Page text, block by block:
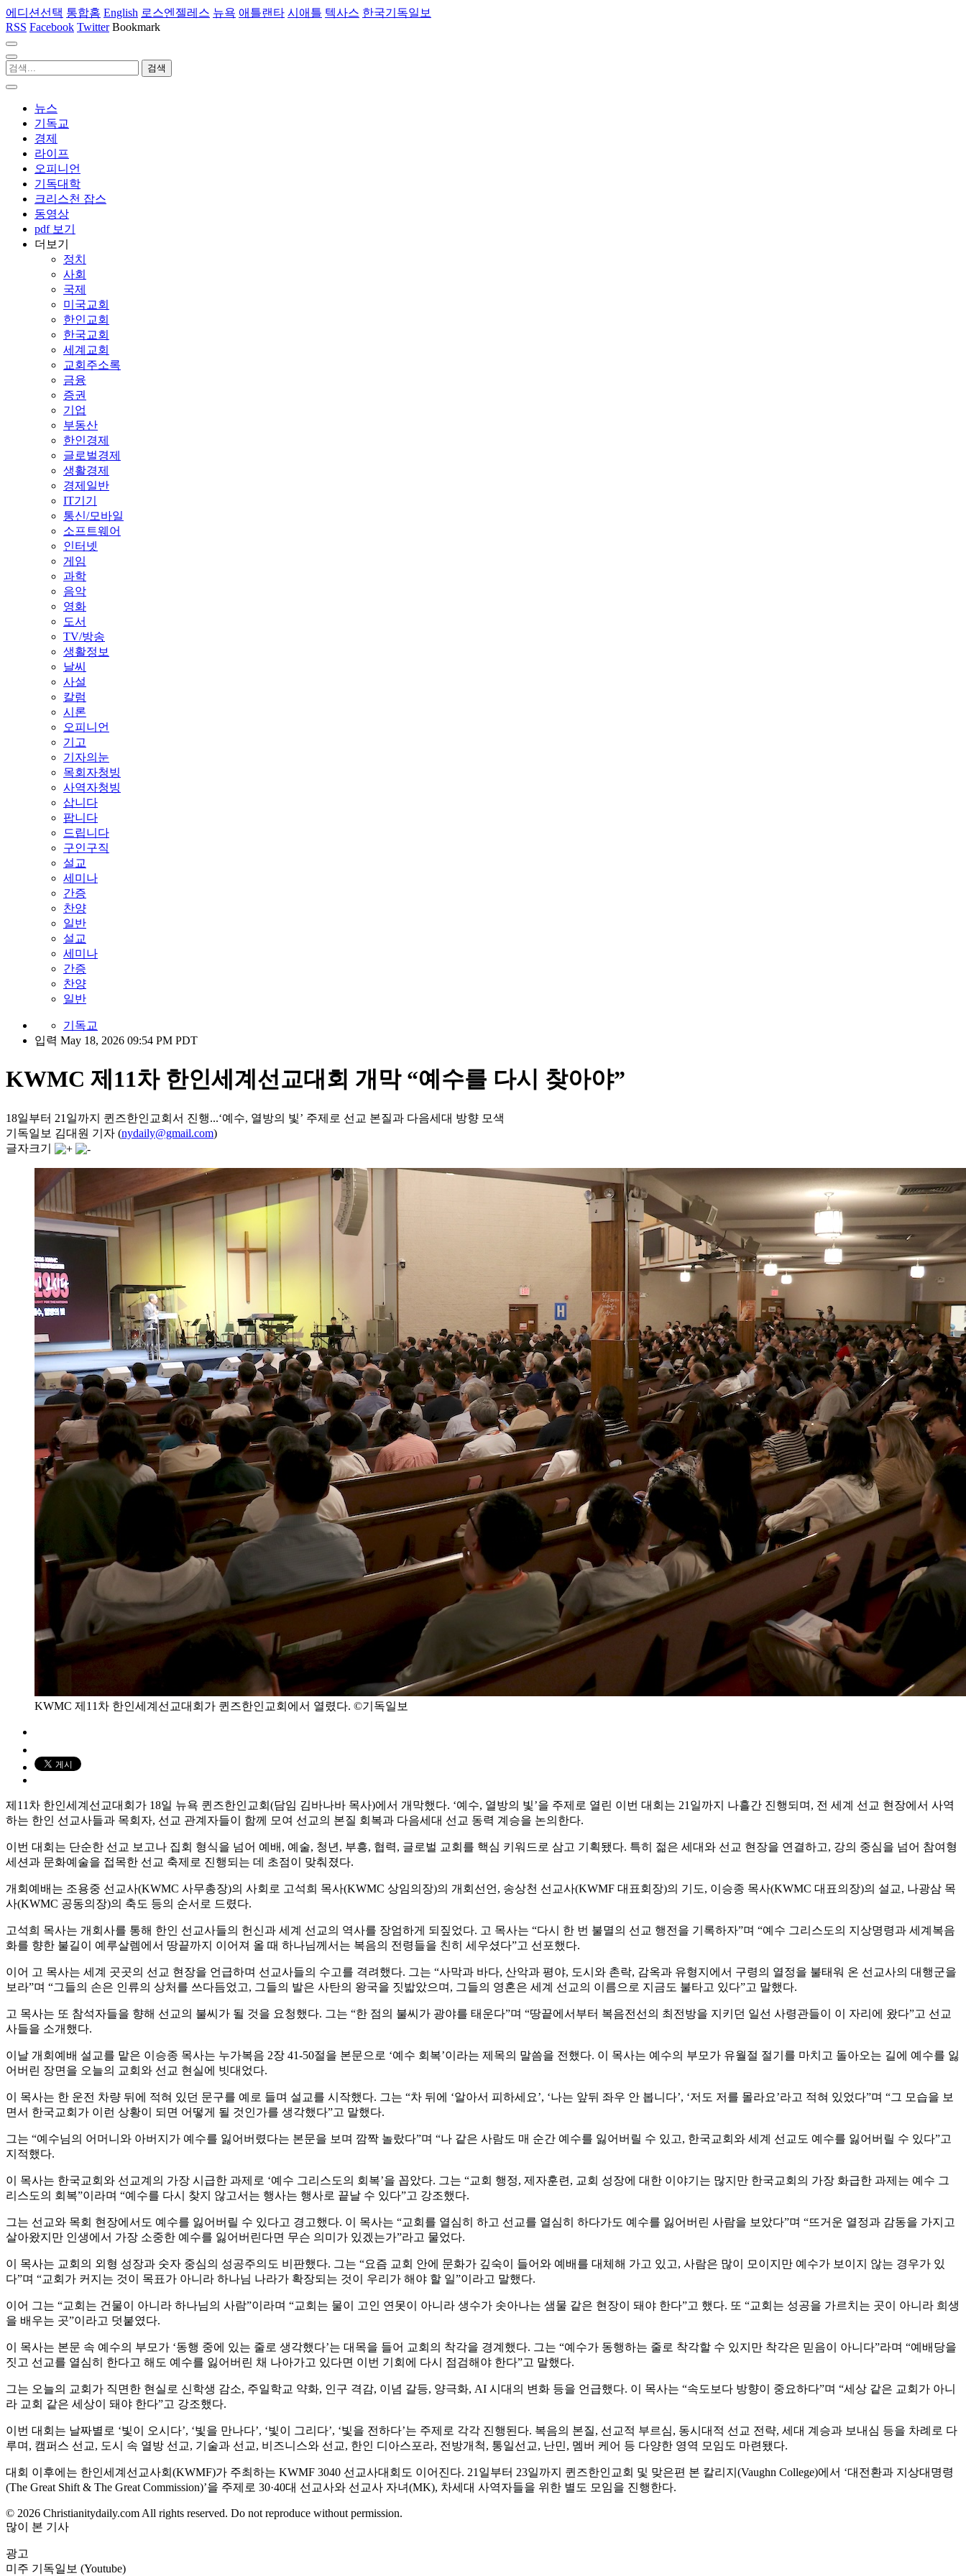
에디션선택 통합홈 English 로스엔젤레스 뉴욕 애틀랜타 시애틀 텍사스 한국기독일보
RSS Facebook Twitter Bookmark
뉴스
기독교
경제
라이프
오피니언
기독대학
크리스천 잡스
동영상
pdf 보기
더보기
정치
사회
국제
미국교회
한인교회
한국교회
세계교회
교회주소록
금융
증권
기업
부동산
한인경제
글로벌경제
생활경제
경제일반
IT기기
통신/모바일
소프트웨어
인터넷
게임
과학
음악
영화
도서
TV/방송
생활정보
날씨
사설
칼럼
시론
오피니언
기고
기자의눈
목회자청빙
사역자청빙
삽니다
팝니다
드립니다
구인구직
설교
세미나
간증
찬양
일반
설교
세미나
간증
찬양
일반
기독교
입력 May 18, 2026 09:54 PM PDT
KWMC 제11차 한인세계선교대회 개막 “예수를 다시 찾아야”
18일부터 21일까지 퀸즈한인교회서 진행...‘예수, 열방의 빛’ 주제로 선교 본질과 다음세대 방향 모색
기독일보 김대원 기자 (nydaily@gmail.com)
글자크기
KWMC 제11차 한인세계선교대회가 퀸즈한인교회에서 열렸다. ©기독일보
제11차 한인세계선교대회가 18일 뉴욕 퀸즈한인교회(담임 김바나바 목사)에서 개막했다. ‘예수, 열방의 빛’을 주제로 열린 이번 대회는 21일까지 나흘간 진행되며, 전 세계 선교 현장에서 사역
하는 한인 선교사들과 목회자, 선교 관계자들이 함께 모여 선교의 본질 회복과 다음세대 선교 동력 계승을 논의한다.
이번 대회는 단순한 선교 보고나 집회 형식을 넘어 예배, 예술, 청년, 부흥, 협력, 글로벌 교회를 핵심 키워드로 삼고 기획됐다. 특히 젊은 세대와 선교 현장을 연결하고, 강의 중심을 넘어 참여형
세션과 문화예술을 접목한 선교 축제로 진행되는 데 초점이 맞춰졌다.
개회예배는 조용중 선교사(KWMC 사무총장)의 사회로 고석희 목사(KWMC 상임의장)의 개회선언, 송상천 선교사(KWMF 대표회장)의 기도, 이승종 목사(KWMC 대표의장)의 설교, 나광삼 목
사(KWMC 공동의장)의 축도 등의 순서로 드렸다.
고석희 목사는 개회사를 통해 한인 선교사들의 헌신과 세계 선교의 역사를 장엄하게 되짚었다. 고 목사는 “다시 한 번 불멸의 선교 행전을 기록하자”며 “예수 그리스도의 지상명령과 세계복음
화를 향한 불길이 예루살렘에서 땅끝까지 이어져 올 때 하나님께서는 복음의 전령들을 친히 세우셨다”고 선포했다.
이어 고 목사는 세계 곳곳의 선교 현장을 언급하며 선교사들의 수고를 격려했다. 그는 “사막과 바다, 산악과 평야, 도시와 촌락, 감옥과 유형지에서 구령의 열정을 불태워 온 선교사의 대행군을
보라”며 “그들의 손은 인류의 상처를 쓰다듬었고, 그들의 발은 사탄의 왕국을 짓밟았으며, 그들의 영혼은 세계 선교의 이름으로 지금도 불타고 있다”고 말했다.
고 목사는 또 참석자들을 향해 선교의 불씨가 될 것을 요청했다. 그는 “한 점의 불씨가 광야를 태운다”며 “땅끝에서부터 복음전선의 최전방을 지키던 일선 사령관들이 이 자리에 왔다”고 선교
사들을 소개했다.
이날 개회예배 설교를 맡은 이승종 목사는 누가복음 2장 41-50절을 본문으로 ‘예수 회복’이라는 제목의 말씀을 전했다. 이 목사는 예수의 부모가 유월절 절기를 마치고 돌아오는 길에 예수를 잃
어버린 장면을 오늘의 교회와 선교 현실에 빗대었다.
이 목사는 한 운전 차량 뒤에 적혀 있던 문구를 예로 들며 설교를 시작했다. 그는 “차 뒤에 ‘알아서 피하세요’, ‘나는 앞뒤 좌우 안 봅니다’, ‘저도 저를 몰라요’라고 적혀 있었다”며 “그 모습을 보
면서 한국교회가 이런 상황이 되면 어떻게 될 것인가를 생각했다”고 말했다.
그는 “예수님의 어머니와 아버지가 예수를 잃어버렸다는 본문을 보며 깜짝 놀랐다”며 “나 같은 사람도 매 순간 예수를 잃어버릴 수 있고, 한국교회와 세계 선교도 예수를 잃어버릴 수 있다”고
지적했다.
이 목사는 한국교회와 선교계의 가장 시급한 과제로 ‘예수 그리스도의 회복’을 꼽았다. 그는 “교회 행정, 제자훈련, 교회 성장에 대한 이야기는 많지만 한국교회의 가장 화급한 과제는 예수 그
리스도의 회복”이라며 “예수를 다시 찾지 않고서는 행사는 행사로 끝날 수 있다”고 강조했다.
그는 선교와 목회 현장에서도 예수를 잃어버릴 수 있다고 경고했다. 이 목사는 “교회를 열심히 하고 선교를 열심히 하다가도 예수를 잃어버린 사람을 보았다”며 “뜨거운 열정과 감동을 가지고
살아왔지만 인생에서 가장 소중한 예수를 잃어버린다면 무슨 의미가 있겠는가”라고 물었다.
이 목사는 교회의 외형 성장과 숫자 중심의 성공주의도 비판했다. 그는 “요즘 교회 안에 문화가 깊숙이 들어와 예배를 대체해 가고 있고, 사람은 많이 모이지만 예수가 보이지 않는 경우가 있
다”며 “교회가 커지는 것이 목표가 아니라 하나님 나라가 확장되는 것이 우리가 해야 할 일”이라고 말했다.
이어 그는 “교회는 건물이 아니라 하나님의 사람”이라며 “교회는 물이 고인 연못이 아니라 생수가 솟아나는 샘물 같은 현장이 돼야 한다”고 했다. 또 “교회는 성공을 가르치는 곳이 아니라 희생
을 배우는 곳”이라고 덧붙였다.
이 목사는 본문 속 예수의 부모가 ‘동행 중에 있는 줄로 생각했다’는 대목을 들어 교회의 착각을 경계했다. 그는 “예수가 동행하는 줄로 착각할 수 있지만 착각은 믿음이 아니다”라며 “예배당을
짓고 선교를 열심히 한다고 해도 예수를 잃어버린 채 나아가고 있다면 이번 기회에 다시 점검해야 한다”고 말했다.
그는 오늘의 교회가 직면한 현실로 신학생 감소, 주일학교 약화, 인구 격감, 이념 갈등, 양극화, AI 시대의 변화 등을 언급했다. 이 목사는 “속도보다 방향이 중요하다”며 “세상 같은 교회가 아니
라 교회 같은 세상이 돼야 한다”고 강조했다.
이번 대회는 날짜별로 ‘빛이 오시다’, ‘빛을 만나다’, ‘빛이 그리다’, ‘빛을 전하다’는 주제로 각각 진행된다. 복음의 본질, 선교적 부르심, 동시대적 선교 전략, 세대 계승과 보내심 등을 차례로 다
루며, 캠퍼스 선교, 도시 속 열방 선교, 기술과 선교, 비즈니스와 선교, 한인 디아스포라, 전방개척, 통일선교, 난민, 멤버 케어 등 다양한 영역 모임도 마련됐다.
대회 이후에는 한인세계선교사회(KWMF)가 주최하는 KWMF 3040 선교사대회도 이어진다. 21일부터 23일까지 퀸즈한인교회 및 맞은편 본 칼리지(Vaughn College)에서 ‘대전환과 지상대명령
(The Great Shift & The Great Commission)’을 주제로 30·40대 선교사와 선교사 자녀(MK), 차세대 사역자들을 위한 별도 모임을 진행한다.
© 2026 Christianitydaily.com All rights reserved. Do not reproduce without permission.
많이 본 기사
광고
미주 기독일보 (Youtube)